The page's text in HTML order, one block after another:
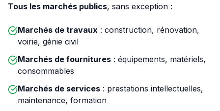
Tous les marchés publics, sans exception :
Marchés de travaux : construction, rénovation,
voirie, génie civil
Marchés de fournitures : équipements, matériels,
consommables
Marchés de services : prestations intellectuelles,
maintenance, formation